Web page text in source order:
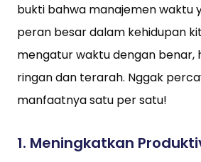
bukti bahwa manajemen waktu
peran besar dalam kehidupan
mengatur waktu dengan benar,
ringan dan terarah. Nggak
manfaatnya satu per satu!
1. Meningkatkan